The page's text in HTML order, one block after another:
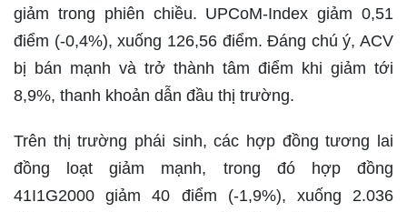
giảm trong phiên chiều. UPCoM-Index giảm 0,51
điểm (-0,4%), xuống 126,56 điểm. Đáng chú ý, ACV
bị bán mạnh và trở thành tâm điểm khi giảm tới
8,9%, thanh khoản dẫn đầu thị trường.
Trên thị trường phái sinh, các hợp đồng tương lai
đồng loạt giảm mạnh, trong đó hợp đồng
41I1G2000 giảm 40 điểm (-1,9%), xuống 2.036